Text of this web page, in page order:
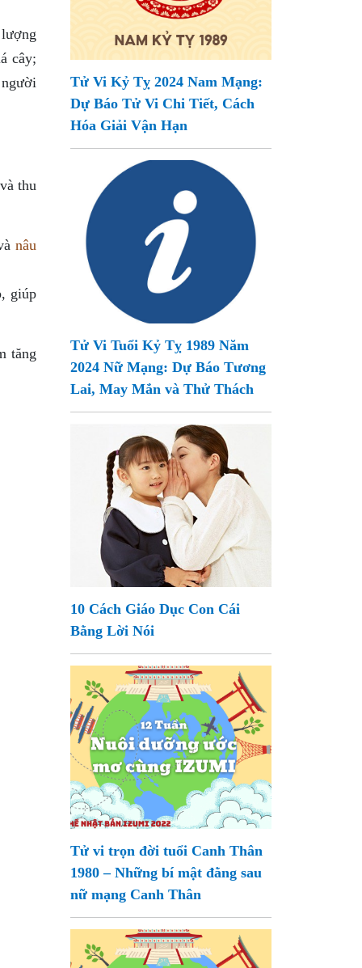
cây;
thu
nâu
giúp
tăng
Tử Vi Kỷ Tỵ 2024 Nam Mạng:
Dự Báo Tử Vi Chi Tiết, Cách
Hóa Giải Vận Hạn
Tử Vi Tuổi Kỷ Tỵ 1989 Năm
2024 Nữ Mạng: Dự Báo Tương
Lai, May Mắn và Thử Thách
10 Cách Giáo Dục Con Cái
Bằng Lời Nói
Tử vi trọn đời tuổi Canh Thân
1980 – Những bí mật đằng sau
nữ mạng Canh Thân